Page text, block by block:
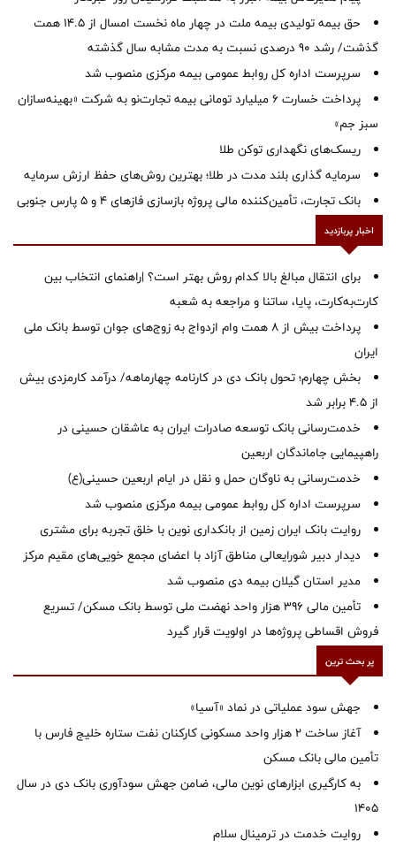
حق بیمه تولیدی بیمه ملت در چهار ماه نخست امسال از 14.5 همت
گذشت/ رشد 90 درصدی نسبت به مدت مشابه سال گذشته
سرپرست اداره كل روابط عمومی بیمه مركزی منصوب شد
پرداخت خسارت ۶ میلیارد تومانی بیمه تجارت‌نو به شرکت «بهینه‌سازان
سبز جم»
ریسک‌های نگهداری توکن طلا
سرمایه گذاری بلند مدت در طلا؛ بهترین روش‌های حفظ ارزش سرمایه
بانک تجارت، تأمین‌کننده مالی پروژه بازسازی فازهای ۴ و ۵ پارس جنوبی
اخبار پربازدید
برای انتقال مبالغ بالا کدام روش بهتر است؟ |راهنمای انتخاب بین
کارت‌به‌کارت، پایا، ساتنا و مراجعه به شعبه
پرداخت بیش از ۸ همت وام ازدواج به زوج‌های جوان توسط بانک ملی
ایران
بخش چهارم؛ تحول بانک دی در کارنامه چهارماهه/ درآمد کارمزدی بیش
از ۴.۵ برابر شد
خدمت‌رسانی بانک توسعه صادرات ایران به عاشقان حسینی در
راهپیمایی جاماندگان اربعین
خدمت‌رسانی به ناوگان حمل و نقل در ایام اربعین حسینی(ع)
سرپرست اداره کل روابط عمومی بیمه مرکزی منصوب شد
روایت بانک ایران زمین از بانکداری نوین با خلق تجربه برای مشتری
دیدار دبیر شورایعالی مناطق آزاد با اعضای مجمع خویی‌های مقیم مرکز
‌مدیر استان گیلان بیمه دی منصوب شد
تأمین مالی ۳۹۶ هزار واحد نهضت ملی توسط بانک مسکن/ تسریع
فروش اقساطی پروژه‌ها در اولویت قرار گیرد
پر بحث ترین
جهش سود عملیاتی در نماد «آسیا»
آغاز ساخت ۲ هزار واحد مسکونی کارکنان نفت ستاره خلیج فارس با
تأمین مالی بانک مسکن
به کارگیری ابزارهای نوین مالی، ضامن جهش سودآوری بانک دی در سال
1405
روایت خدمت در ترمینال سلام